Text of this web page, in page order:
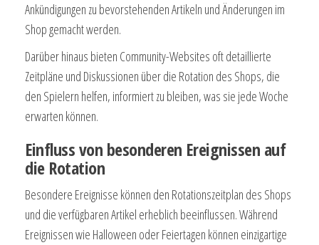
Ankündigungen zu bevorstehenden Artikeln und Änderungen im
Shop gemacht werden.
Darüber hinaus bieten Community-Websites oft detaillierte
Zeitpläne und Diskussionen über die Rotation des Shops, die
den Spielern helfen, informiert zu bleiben, was sie jede Woche
erwarten können.
Einfluss von besonderen Ereignissen auf
die Rotation
Besondere Ereignisse können den Rotationszeitplan des Shops
und die verfügbaren Artikel erheblich beeinflussen. Während
Ereignissen wie Halloween oder Feiertagen können einzigartige